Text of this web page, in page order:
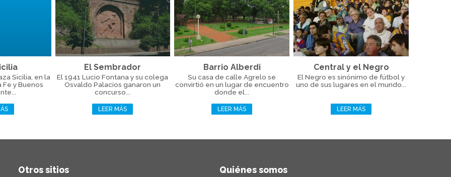
Sicilia, en la
Fe y Buenos
El Sembrador
El 1941 Lucio Fontana y su colega
Osvaldo Palacios ganaron un
concurso...
LEER MÁS
Barrio Alberdi
Su casa de calle Agrelo se
convirtió en un lugar de encuentro
donde el...
LEER MÁS
Central y el Negro
El Negro es sinónimo de fútbol y
uno de sus lugares en el mundo...
LEER MÁS
Otros sitios
Quiénes somos